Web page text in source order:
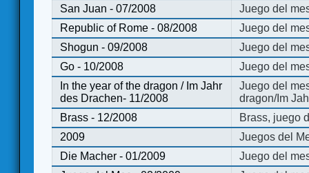
San Juan - 07/2008
Juego del
Republic of Rome - 08/2008
Juego del
Shogun - 09/2008
Juego del
Go - 10/2008
Juego del
In the year of the dragon / Im Jahr
des Drachen- 11/2008
Juego del
dragon/Im
Brass - 12/2008
Brass, juego
2009
Juegos del
Die Macher - 01/2009
Juego del